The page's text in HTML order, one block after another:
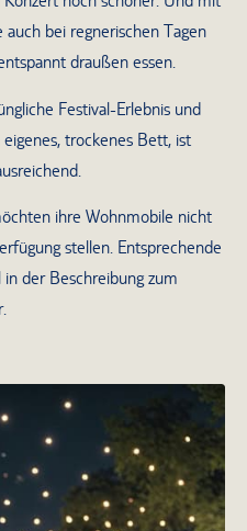
bei regnerischen Tagen
draußen essen.
Festival-Erlebnis und
trockenes Bett, ist
ihre Wohnmobile nicht
stellen. Entsprechende
der Beschreibung zum